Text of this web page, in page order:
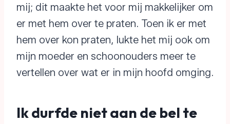
mij; dit maakte het voor mij makkelijker om
er met hem over te praten. Toen ik er met
hem over kon praten, lukte het mij ook om
mijn moeder en schoonouders meer te
vertellen over wat er in mijn hoofd omging.
Ik durfde niet aan de bel te